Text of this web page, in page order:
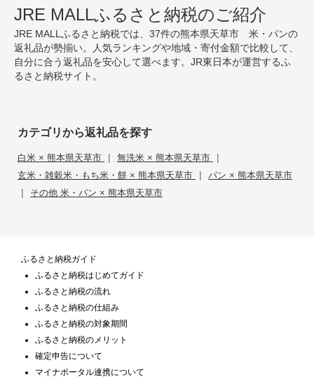
JRE MALLふるさと納税のご紹介
JRE MALLふるさと納税では、37件の熊本県天草市 米・パンの
返礼品が勢揃い。人気ランキングや地域・寄付金額で比較して、
自分に合う返礼品を安心して選べます。JR東日本が運営するふ
るさと納税サイト。
カテゴリから返礼品を探す
白米 × 熊本県天草市 | 無洗米 × 熊本県天草市 |
玄米・雑穀米・もち米・餅 × 熊本県天草市 | パン × 熊本県天草市
| その他 米・パン × 熊本県天草市
ふるさと納税ガイド
ふるさと納税はじめてガイド
ふるさと納税の流れ
ふるさと納税の仕組み
ふるさと納税の対象期間
ふるさと納税のメリット
確定申告について
マイナポータル連携について